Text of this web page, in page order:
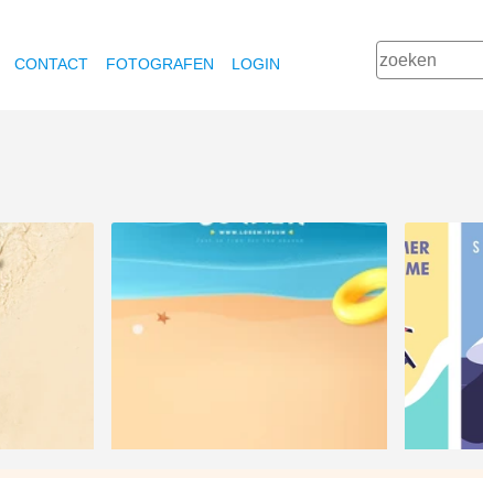
CONTACT FOTOGRAFEN LOGIN